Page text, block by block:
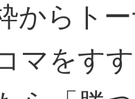
からト
マをす